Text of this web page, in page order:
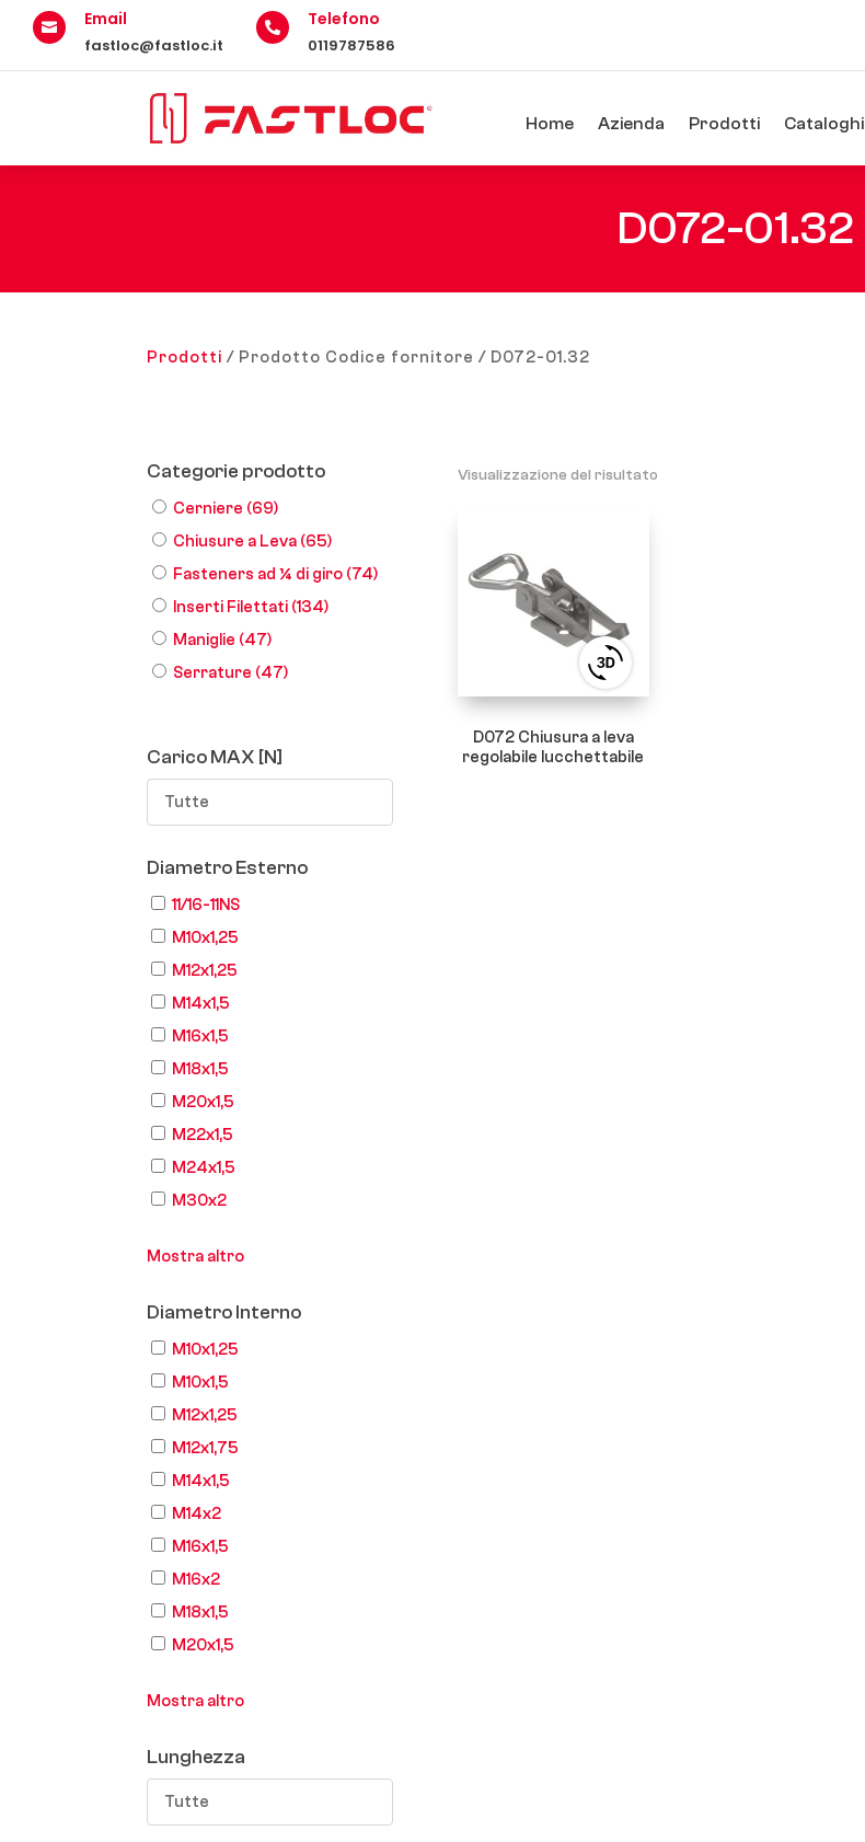
 Email
fastloc@fastloc.it
 Telefono
0119787586
Home Azienda Prodotti Cataloghi
D072-01.32
Prodotti / Prodotto Codice fornitore / D072-01.32
Categorie prodotto
Cerniere (69)
Chiusure a Leva (65)
Fasteners ad ¼ di giro (74)
Inserti Filettati (134)
Maniglie (47)
Serrature (47)
Carico MAX [N]
Tutte
Diametro Esterno
11/16-11NS
M10x1,25
M12x1,25
M14x1,5
M16x1,5
M18x1,5
M20x1,5
M22x1,5
M24x1,5
M30x2
Mostra altro
Diametro Interno
M10x1,25
M10x1,5
M12x1,25
M12x1,75
M14x1,5
M14x2
M16x1,5
M16x2
M18x1,5
M20x1,5
Mostra altro
Lunghezza
Tutte
Visualizzazione del risultato
View
3D
product
D072 Chiusura a leva
regolabile lucchettabile